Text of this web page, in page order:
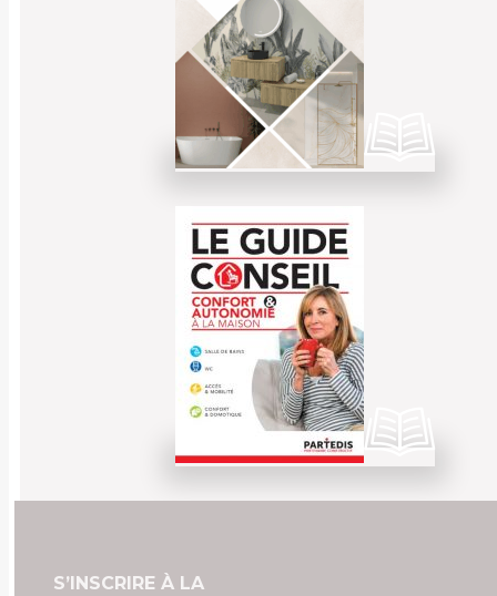
S’INSCRIRE À LA